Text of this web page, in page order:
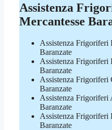
Assistenza
Mercantesse
Assistenza Frigoriferi
Baranzate
Assistenza Frigoriferi
Baranzate
Assistenza Frigoriferi
Baranzate
Assistenza Frigoriferi
Baranzate
Assistenza Frigoriferi
Baranzate